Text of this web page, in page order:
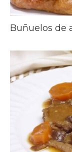
Buñuelos de